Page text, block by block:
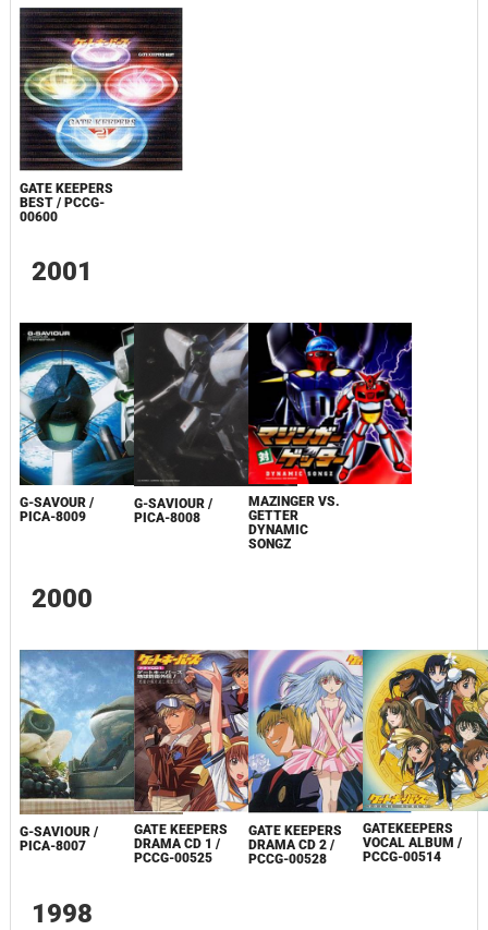
GATE KEEPERS
BEST / PCCG-
00600
2001
G-SAVOUR /
PICA-8009
G-SAVIOUR /
PICA-8008
MAZINGER VS.
GETTER
DYNAMIC
SONGZ
2000
G-SAVIOUR /
PICA-8007
GATE KEEPERS
DRAMA CD 1 /
PCCG-00525
GATE KEEPERS
DRAMA CD 2 /
PCCG-00528
GATEKEEPERS
VOCAL ALBUM /
PCCG-00514
1998